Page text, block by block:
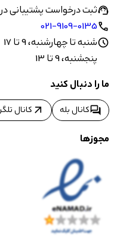
support_agentثبت درخواست پشتیبانی در
call
021-9109-0135
scheduleشنبه تا چهارشنبه، 9 تا 17
پنجشنبه، 9 تا 13
ما را دنبال کنید
forumکانال بله arrow_outward کانال
مجوزها